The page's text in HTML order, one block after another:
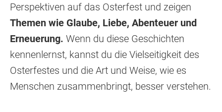
Perspektiven auf das Osterfest und zeigen
Themen wie Glaube, Liebe, Abenteuer und
Erneuerung. Wenn du diese Geschichten
kennenlernst, kannst du die Vielseitigkeit des
Osterfestes und die Art und Weise, wie es
Menschen zusammenbringt, besser verstehen.